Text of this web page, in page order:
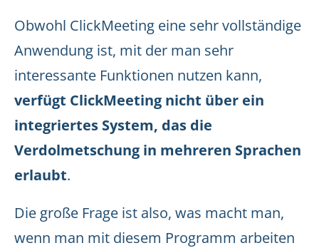
Obwohl ClickMeeting eine sehr vollständige
Anwendung ist, mit der man sehr
interessante Funktionen nutzen kann,
verfügt ClickMeeting nicht über ein
integriertes System, das die
Verdolmetschung in mehreren Sprachen
erlaubt.
Die große Frage ist also, was macht man,
wenn man mit diesem Programm arbeiten